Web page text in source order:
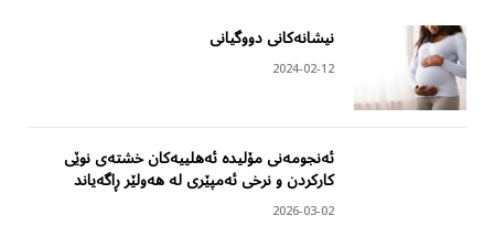
نیشانەکانی دووگیانی
2024-02-12
ئەنجومەنی مۆلیدە ئەهلییەکان خشتەی نوێی
کارکردن و نرخی ئەمپێری لە هەولێر ڕاگەیاند
2026-03-02